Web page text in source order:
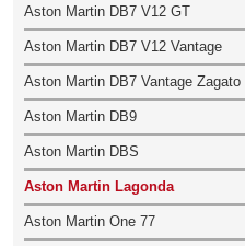
Aston Martin DB7 V12 GT
Aston Martin DB7 V12 Vantage
Aston Martin DB7 Vantage Zagato
Aston Martin DB9
Aston Martin DBS
Aston Martin Lagonda
Aston Martin One 77